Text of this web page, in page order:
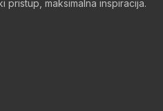
pristup, maksimalna inspiracija.